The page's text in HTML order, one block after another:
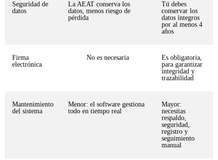
Seguridad de
datos
La AEAT conserva los
datos, menos riesgo de
pérdida
Tú debes
conservar los
datos íntegros
por al menos 4
años
Firma
electrónica
No es necesaria
Es obligatoria,
para garantizar
integridad y
trazabilidad
Mantenimiento
del sistema
Menor: el software gestiona
todo en tiempo real
Mayor:
necesitas
respaldo,
seguridad,
registro y
seguimiento
manual